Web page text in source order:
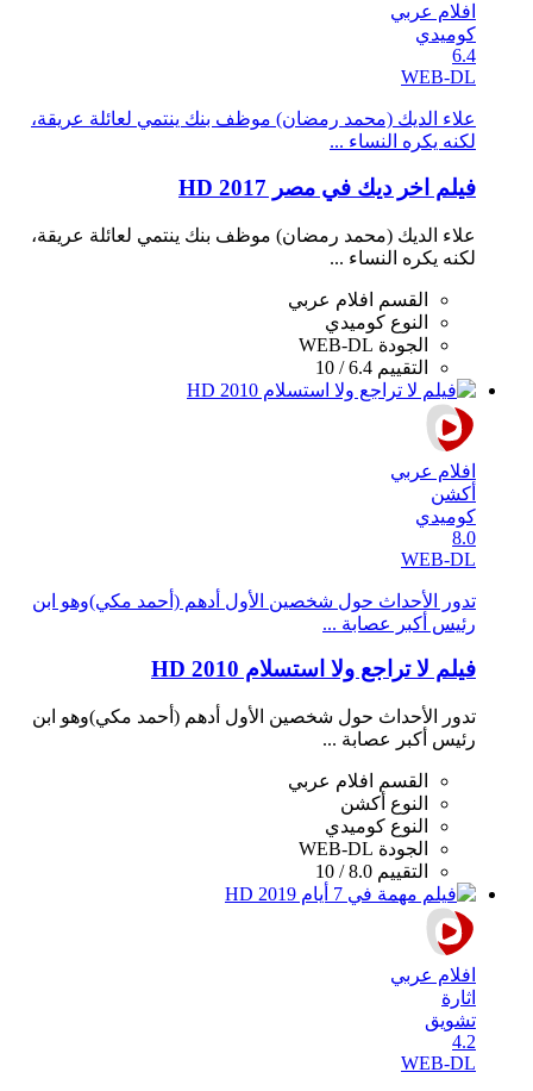
افلام عربي
كوميدي
6.4
WEB-DL
علاء الديك (محمد رمضان) موظف بنك ينتمي لعائلة عريقة،
لكنه يكره النساء ...
فيلم اخر ديك في مصر 2017 HD
علاء الديك (محمد رمضان) موظف بنك ينتمي لعائلة عريقة،
لكنه يكره النساء ...
القسم
افلام عربي
النوع كوميدي
الجودة WEB-DL
التقييم 6.4 / 10
افلام عربي
أكشن
كوميدي
8.0
WEB-DL
تدور الأحداث حول شخصين الأول أدهم (أحمد مكي)وهو ابن
رئيس أكبر عصابة ...
فيلم لا تراجع ولا استسلام 2010 HD
تدور الأحداث حول شخصين الأول أدهم (أحمد مكي)وهو ابن
رئيس أكبر عصابة ...
القسم
افلام عربي
النوع أكشن
النوع كوميدي
الجودة WEB-DL
التقييم 8.0 / 10
افلام عربي
اثارة
تشويق
4.2
WEB-DL